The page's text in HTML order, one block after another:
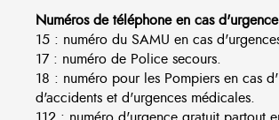
Numéros de téléphone en cas d'urgence
15 : numéro du SAMU en cas
17 : numéro de Police secours.
18 : numéro pour les Pompiers en cas
d'accidents et d'urgences médicales.